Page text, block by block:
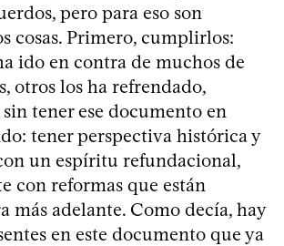
pero para eso son
cosas. Primero, cumplirlos:
ido en contra de muchos de
otros los ha refrendado,
tener ese documento en
tener perspectiva histórica y
un espíritu refundacional,
con reformas que están
más adelante. Como decía, hay
en este documento que ya